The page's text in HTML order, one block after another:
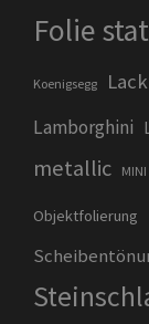
Folie
Koenigsegg
Lamborghini
metallic MINI
Objektfolierung